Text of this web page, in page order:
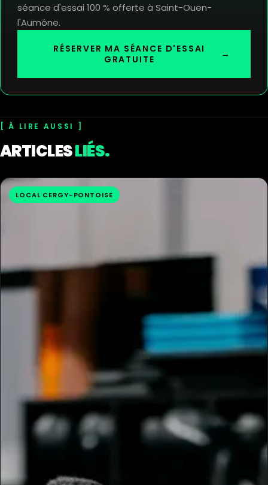
séance d'essai 100 % offerte à Saint-Ouen-
l'Aumône.
RÉSERVER MA SÉANCE D'ESSAI
GRATUITE
→
À LIRE AUSSI
ARTICLESLIÉS.
LOCAL CERGY-PONTOISE